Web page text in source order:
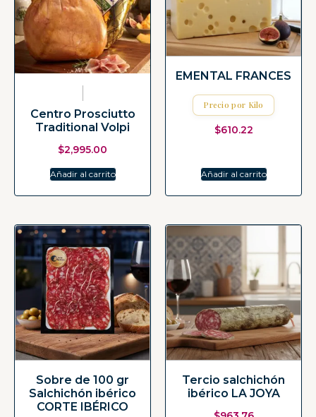
Centro Prosciutto
Traditional Volpi
$2,995.00
Añadir al carrito
EMENTAL FRANCES
Precio por Kilo
$610.22
Añadir al carrito
Sobre de 100 gr
Salchichón ibérico
CORTE IBÉRICO
Tercio salchichón
ibérico LA JOYA